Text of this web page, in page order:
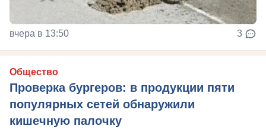
вчера в 13:50 3
Общество
Проверка бургеров: в продукции пяти
популярных сетей обнаружили
кишечную палочку